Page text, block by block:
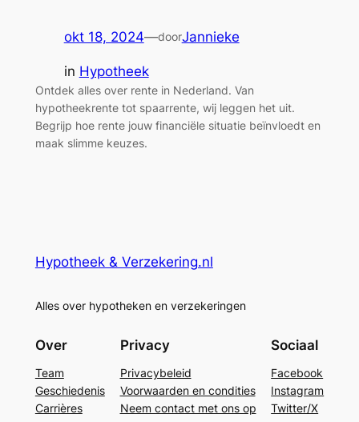
okt 18, 2024—doorJannieke
in Hypotheek
Ontdek alles over rente in Nederland. Van
hypotheekrente tot spaarrente, wij leggen het uit.
Begrijp hoe rente jouw financiële situatie beïnvloedt en
maak slimme keuzes.
Hypotheek & Verzekering.nl
Alles over hypotheken en verzekeringen
Over
Team
Geschiedenis
Carrières
Privacy
Privacybeleid
Voorwaarden en condities
Neem contact met ons op
Sociaal
Facebook
Instagram
Twitter/X